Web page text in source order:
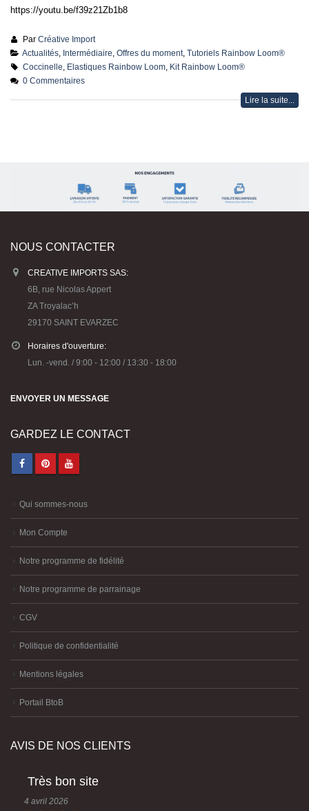
https://youtu.be/f39z21Zb1b8
Par Créative Import
Actualités, Intermédiaire Offres du moment, Tutoriels Rainbow Loom®
Coccinelle
Elastiques Rainbow Loom, Kit Rainbow Loom®
0 Commentaires
Lire la suite...
NOUS CONTACTER
CREATIVE IMPORTS SAS:
6B, rue Nicolas Appert
ZA Troyalac’h
29170 SAINT EVARZEC
Horaires d'ouverture:
Lun. -vend. / 9:00 - 12:00 / 13:30 - 18:00
ENVOYER UN MESSAGE
GARDEZ LE CONTACT
Qui sommes-nous
Mon Compte
Notre programme de fidélité
Notre programme de parrainage
CGV
Politique de confidentialité
Mentions légales
Portail BtoB
AVIS DE NOS CLIENTS
Très bon site
4 avril 2026